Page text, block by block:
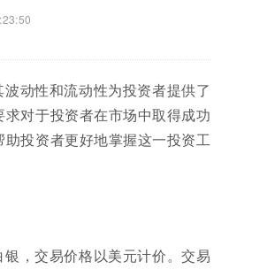
动性和流动性为投资者提供了
对于投资者在市场中取得成功
投资者更好地掌握这一投资工
，交易价格以美元计价。交易